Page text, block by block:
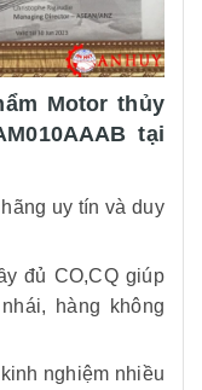
Motor thủy
tại
uy tín và duy
đủ CO,CQ giúp
hàng không
nghiệm nhiều